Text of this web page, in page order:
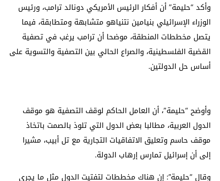
وأكد “حليمة” أن أفكار الرئيس الأمريكي دونالد ترامب، ورئيس
الوزراء الإسرائيلي بنيامين نتنياهو متشابهة ومتطابقة، فيما
يتصل مخططات المنطقة، موضحا أن ترامب يرغب في تصفية
القضية الفلسطينية، والصراع الحالي بين التصفية والتسوية على
أساس حل الدولتين.
وأوضح “حليمة”، أن العامل الحاكم لوقف التصفية هو موقف
الدول العربية، مطالبا بعض الدول التي تلوذ بالصمت باتخاذ
موقف حاسم وتعليق الاتفاقيات التجارية مع تل أبيب، مشيرا
إلى أن إسرائيل تمارس إرهاب الدولة.
وقال “حليمة”: إن هناك مخططات لتفتيت الدول مثل ما يجري